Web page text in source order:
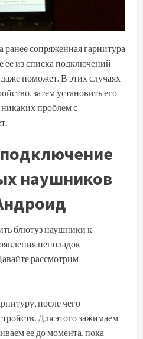
ранее сопряженная гарнитура
ее из списка подключений
поможет. В этих случаях
затем установить его
проблем с
наушников
блютуз наушники к
неполадок
рассмотрим
после чего
Для этого зажимаем
ее до момента, пока